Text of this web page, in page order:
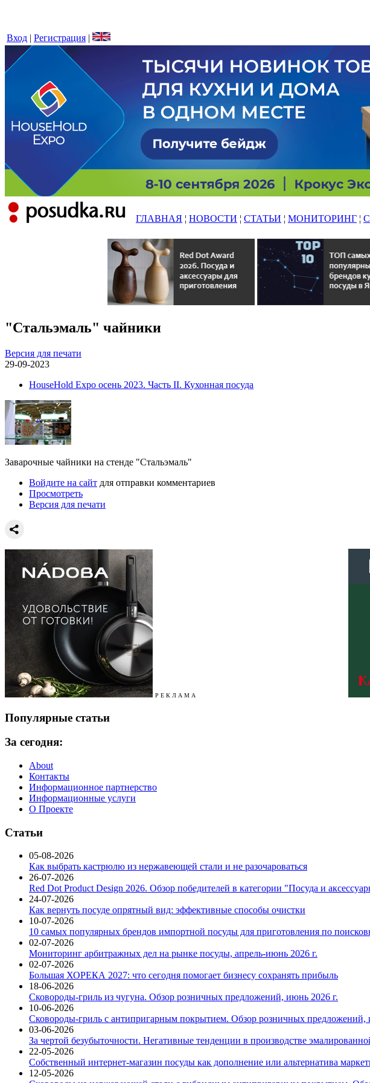
Вход | Регистрация |
ГЛАВНАЯ ¦ НОВОСТИ ¦ СТАТЬИ ¦ МОНИТОРИНГ ¦
"Стальэмаль" чайники
Версия для печати
29-09-2023
HouseHold Expo осень 2023. Часть II. Кухонная посуда
Заварочные чайники на стенде "Стальэмаль"
Войдите на сайт для отправки комментариев
Просмотреть
Версия для печати
Р Е К Л А М А
Популярные статьи
За сегодня:
About
Контакты
Информационное партнерство
Информационные услуги
О Проекте
Статьи
05-08-2026
Как выбрать кастрюлю из нержавеющей стали и не разочароваться
26-07-2026
Red Dot Product Design 2026. Обзор победителей в категории "Посуда и
24-07-2026
Как вернуть посуде опрятный вид: эффективные способы очистки
10-07-2026
10 самых популярных брендов импортной посуды для приготовления по
02-07-2026
Мониторинг арбитражных дел на рынке посуды, апрель-июнь 2026 г.
02-07-2026
Большая ХОРЕКА 2027: что сегодня помогает бизнесу сохранять прибыль
18-06-2026
Сковороды-гриль из чугуна. Обзор розничных предложений, июнь 2026 г.
10-06-2026
Сковороды-гриль с антипригарным покрытием. Обзор розничных предложений,
03-06-2026
За чертой безубыточности. Негативные тенденции в производстве
22-05-2026
Собственный интернет-магазин посуды как дополнение или альтернатива
12-05-2026